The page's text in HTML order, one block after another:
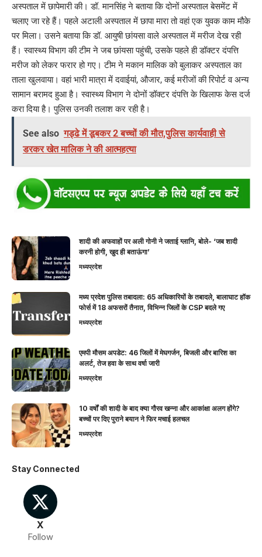
अस्पताल में छापेमारी की। डॉ. मानसिंह ने बताया कि दोनों अस्पताल बेसमेंट में
चलाए जा रहे हैं। पहले अटाली अस्पताल में छापा मारा तो वहां एक युवक काम मौके
पर मिला। उसने बताया कि डॉ. आयुषी छांयसा वाले अस्पताल में मरीज देख रही
हैं। स्वास्थ्य विभाग की टीम ने जब छांयसा पहुंची, उसके पहले ही डॉक्टर दंपत्ति
मरीज को लेकर फरार हो गए। टीम ने मकान मालिक को बुलाकर अस्पताल का
ताला खुलवाया। वहां भारी मात्रा में दवाईयां, औजार, कई मरीजों की रिपोर्ट व अन्य
सामान बरामद हुआ है। स्वास्थ्य विभाग ने दोनों डॉक्टर दंपत्ति के खिलाफ केस दर्ज
करा दिया है। पुलिस उनकी तलाश कर रही है।
See also गड्ढे में डूबकर 2 बच्चों की मौत,पुलिस कार्यवाही से
डरकर खेत मालिक ने की आत्महत्या
शादी की अफवाहों पर अली गोनी ने जताई ग्लानि, बोले- ‘जब शादी
करनी होगी, खुद ही बताऊंगा’
मध्यप्रदेश
मध्य प्रदेश पुलिस तबादला: 65 अधिकारियों के तबादले, बालाघाट हॉक
फोर्स में 18 अफसरों तैनात, विभिन्न जिलों के CSP बदले गए
मध्यप्रदेश
एमपी मौसम अपडेट: 46 जिलों में मेघगर्जन, बिजली और बारिश का
अलर्ट, तेज हवा के साथ वर्षा जारी
मध्यप्रदेश
10 वर्षों की शादी के बाद क्या गौरव खन्ना और आकांक्षा अलग होंगे?
बच्चों पर दिए पुराने बयान ने फिर मचाई हलचल
मध्यप्रदेश
Stay Connected
X
Follow